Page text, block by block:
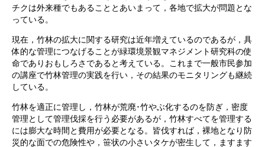
チクは外来種でもあることとあいまって，各地で拡大が問題とな
っている。
現在，竹林の拡大に関する研究は近年増えているのであるが，具
体的な管理につなげることが緑環境景観マネジメント研究科の使
命でありおもしろさであると考えている。これまで一般市民参加
の講座で竹林管理の実践を行い，その結果のモニタリングも継続
している。
竹林を適正に管理し，竹林が荒廃･竹やぶ化するのを防ぎ，密度
管理として管理伐採を行う必要があるが，竹林すべてを管理する
には膨大な時間と費用が必要となる。皆伐すれば，裸地となり防
災的な面での危険性や，笹状の小さいタケが密生して，ますます